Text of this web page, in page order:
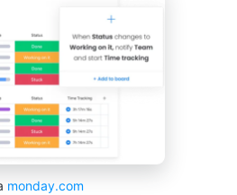
monday.com